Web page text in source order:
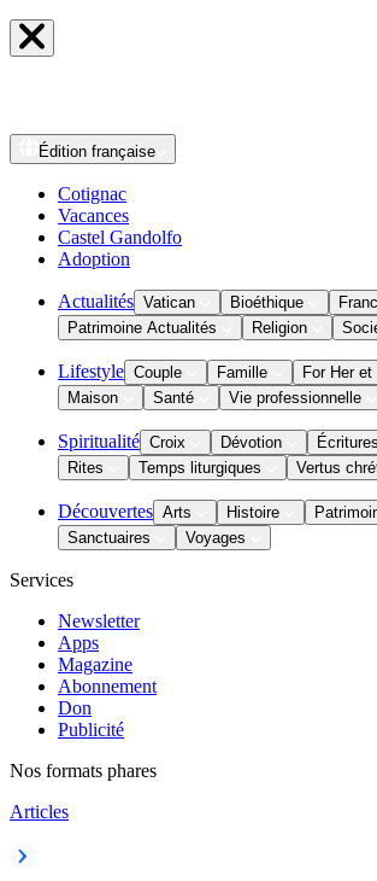
Édition française
Cotignac
Vacances
Castel Gandolfo
Adoption
Actualités Vatican Bioéthique
Patrimoine Actualités
Religion
Lifestyle Couple Famille
For Her et
Maison
Santé Vie professionnelle
Spiritualité Croix Dévotion Écritures
Rites
Temps liturgiques Vertus
Découvertes Arts Histoire
Sanctuaires
Voyages
Services
Newsletter
Apps
Magazine
Abonnement
Don
Publicité
Nos formats phares
Articles